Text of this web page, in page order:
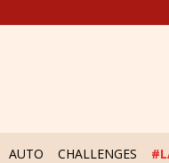
AUTO CHALLENGES